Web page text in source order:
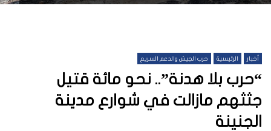
أخبار الرئيسية حرب الجيش والدعم السريع
“حرب بلا هدنة”.. نحو مائة قتيل
جثثهم مازالت في شوارع مدينة
الجنينة